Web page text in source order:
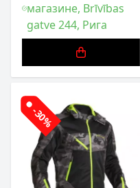
магазине, Brīvības
gatve 244, Рига
-30%